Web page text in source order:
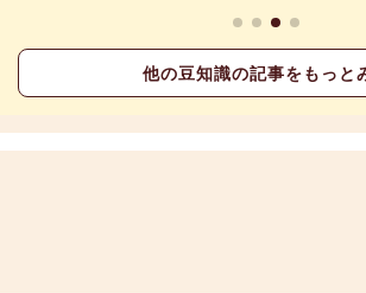
他の豆知識の記事をもっと